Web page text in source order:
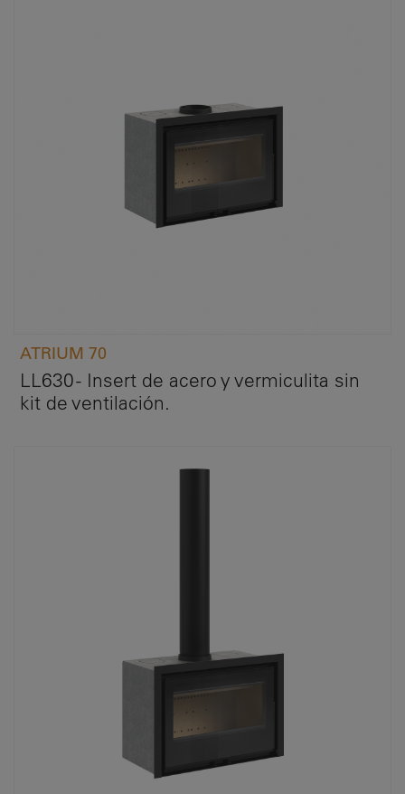
ATRIUM 70
LL630 - Insert de acero y vermiculita sin
kit de ventilación.